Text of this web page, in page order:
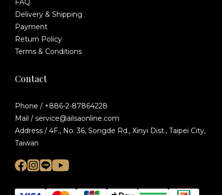
FAQ
Delivery & Shipping
Payment
Return Policy
Terms & Conditions
Contact
Phone / +886-2-87864228
Mail / service@ailsaonline.com
Address / 4F., No. 36, Songde Rd., Xinyi Dist., Taipei City,
Taiwan